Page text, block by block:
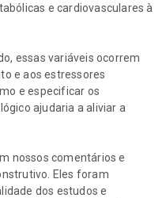
e cardiovasculares à
essas variáveis ocorrem
e aos estressores
e especificar os
ajudaria a aliviar a
nossos comentários e
Eles foram
dos estudos e